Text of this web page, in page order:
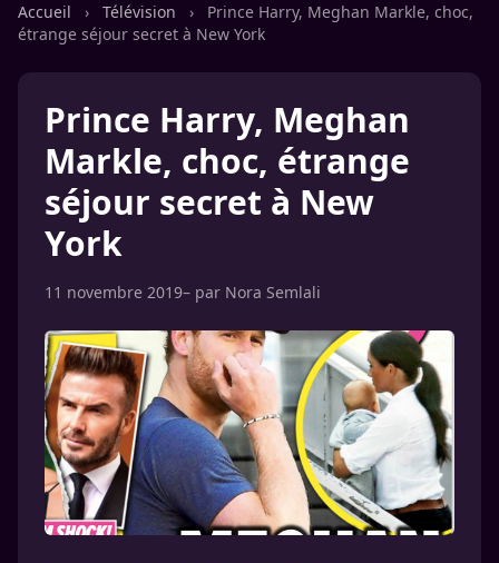
Accueil › Télévision ›
Prince Harry, Meghan Markle, choc,
étrange séjour secret à New York
Prince Harry, Meghan
Markle, choc, étrange
séjour secret à New
York
11 novembre 2019– par Nora Semlali